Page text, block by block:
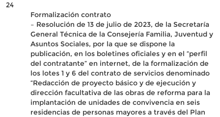
24
Formalización contrato
– Resolución de 13 de julio de 2023, de la Secretaría
General Técnica de la Consejería Familia, Juventud y
Asuntos Sociales, por la que se dispone la
publicación, en los boletines oficiales y en el “perfil
del contratante” en internet, de la formalización de
los lotes 1 y 6 del contrato de servicios denominado
“Redacción de proyecto básico y de ejecución y
dirección facultativa de las obras de reforma para la
implantación de unidades de convivencia en seis
residencias de personas mayores a través del Plan